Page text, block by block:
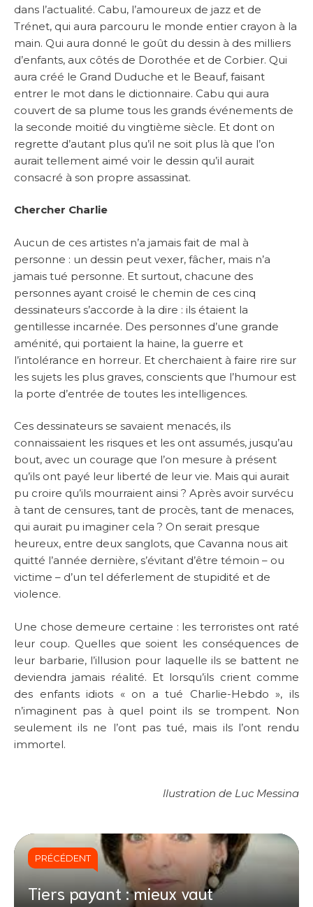
dans l’actualité. Cabu, l’amoureux de jazz et de
Trénet, qui aura parcouru le monde entier crayon à la
main. Qui aura donné le goût du dessin à des milliers
d’enfants, aux côtés de Dorothée et de Corbier. Qui
aura créé le Grand Duduche et le Beauf, faisant
entrer le mot dans le dictionnaire. Cabu qui aura
couvert de sa plume tous les grands événements de
la seconde moitié du vingtième siècle. Et dont on
regrette d’autant plus qu’il ne soit plus là que l’on
aurait tellement aimé voir le dessin qu’il aurait
consacré à son propre assassinat.
Chercher Charlie
Aucun de ces artistes n’a jamais fait de mal à
personne : un dessin peut vexer, fâcher, mais n’a
jamais tué personne. Et surtout, chacune des
personnes ayant croisé le chemin de ces cinq
dessinateurs s’accorde à la dire : ils étaient la
gentillesse incarnée. Des personnes d’une grande
aménité, qui portaient la haine, la guerre et
l’intolérance en horreur. Et cherchaient à faire rire sur
les sujets les plus graves, conscients que l’humour est
la porte d’entrée de toutes les intelligences.
Ces dessinateurs se savaient menacés, ils
connaissaient les risques et les ont assumés, jusqu’au
bout, avec un courage que l’on mesure à présent
qu’ils ont payé leur liberté de leur vie. Mais qui aurait
pu croire qu’ils mourraient ainsi ? Après avoir survécu
à tant de censures, tant de procès, tant de menaces,
qui aurait pu imaginer cela ? On serait presque
heureux, entre deux sanglots, que Cavanna nous ait
quitté l’année dernière, s’évitant d’être témoin – ou
victime – d’un tel déferlement de stupidité et de
violence.
Une chose demeure certaine : les terroristes ont raté
leur coup. Quelles que soient les conséquences de
leur barbarie, l’illusion pour laquelle ils se battent ne
deviendra jamais réalité. Et lorsqu’ils crient comme
des enfants idiots « on a tué Charlie-Hebdo », ils
n’imaginent pas à quel point ils se trompent. Non
seulement ils ne l’ont pas tué, mais ils l’ont rendu
immortel.
llustration de Luc Messina
PRÉCÉDENT
Tiers payant : mieux vaut